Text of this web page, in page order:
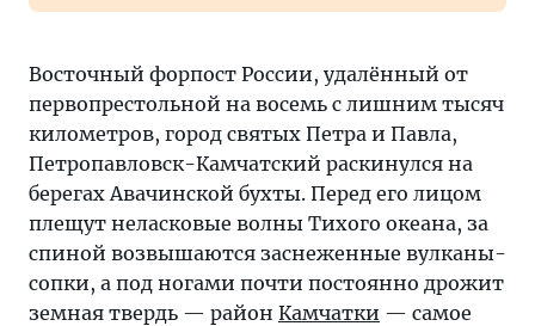
Восточный форпост России, удалённый от
первопрестольной на восемь с лишним тысяч
километров, город святых Петра и Павла,
Петропавловск-Камчатский раскинулся на
берегах Авачинской бухты. Перед его лицом
плещут неласковые волны Тихого океана, за
спиной возвышаются заснеженные вулканы-
сопки, а под ногами почти постоянно дрожит
земная твердь — район Камчатки — самое